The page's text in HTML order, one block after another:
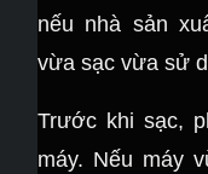
nếu nhà sản
vừa sạc vừa sử
Trước khi sạc,
máy. Nếu máy